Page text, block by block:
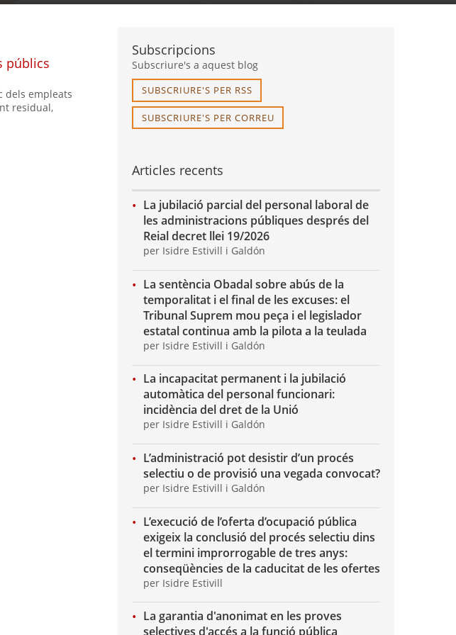
públics
dels empleats
residual,
Subscripcions
Subscriure's a aquest blog
SUBSCRIURE'S PER RSS
SUBSCRIURE'S PER CORREU
Articles recents
La jubilació parcial del personal laboral de
les administracions públiques després del
Reial decret llei 19/2026
per Isidre Estivill i Galdón
La sentència Obadal sobre abús de la
temporalitat i el final de les excuses: el
Tribunal Suprem mou peça i el legislador
estatal continua amb la pilota a la teulada
per Isidre Estivill i Galdón
La incapacitat permanent i la jubilació
automàtica del personal funcionari:
incidència del dret de la Unió
per Isidre Estivill i Galdón
L’administració pot desistir d’un procés
selectiu o de provisió una vegada convocat?
per Isidre Estivill i Galdón
L’execució de l’oferta d’ocupació pública
exigeix la conclusió del procés selectiu dins
el termini improrrogable de tres anys:
conseqüències de la caducitat de les ofertes
per Isidre Estivill
La garantia d'anonimat en les proves
selectives d'accés a la funció pública